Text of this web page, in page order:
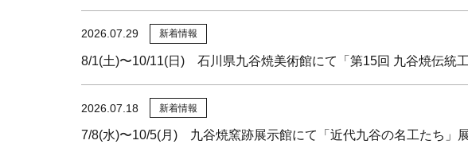
8/1(土)〜10/11(日) 石川県九谷焼美術館にて「第15回 九谷焼伝統
2026.07.29 新着情報
7/8(水)〜10/5(月) 九谷焼窯跡展示館にて「近代九谷の名工たち」
2026.07.18 新着情報